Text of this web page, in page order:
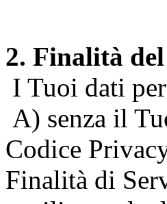
2. Finalità
I Tuoi dati
A) senza il
Codice
Finalità di